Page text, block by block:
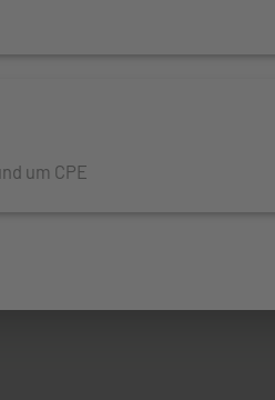
um CPE